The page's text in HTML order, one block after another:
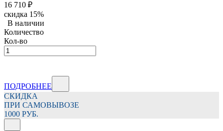
16 710 ₽
скидка 15%
В наличии
Количество
Кол-во
ПОДРОБНЕЕ
СКИДКА
ПРИ САМОВЫВОЗЕ
1000 РУБ.